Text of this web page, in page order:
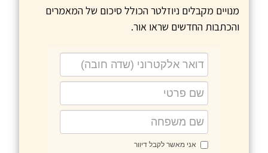
מנויים מקבלים ניוזלטר הכולל סיכום של המאמרים
והכתבות החדשים שראו אור.
אני מאשר לקבל דיוור